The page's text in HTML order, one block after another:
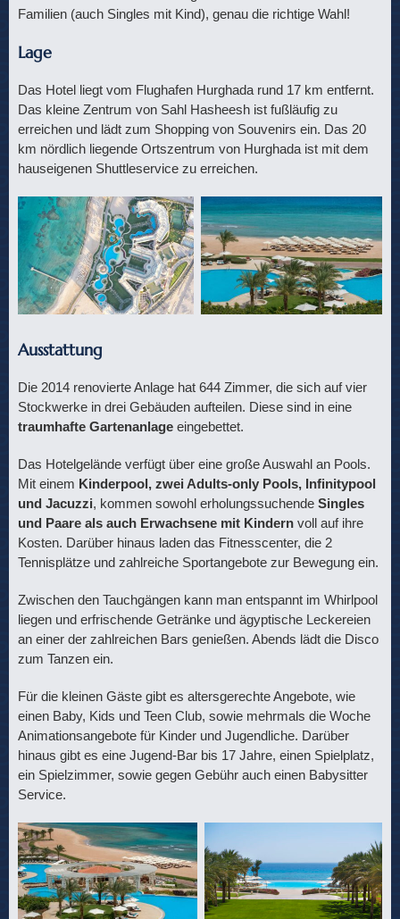
Familien (auch Singles mit Kind), genau die richtige Wahl!
Lage
Das Hotel liegt vom Flughafen Hurghada rund 17 km entfernt.
Das kleine Zentrum von Sahl Hasheesh ist fußläufig zu
erreichen und lädt zum Shopping von Souvenirs ein. Das 20
km nördlich liegende Ortszentrum von Hurghada ist mit dem
hauseigenen Shuttleservice zu erreichen.
Ausstattung
Die 2014 renovierte Anlage hat 644 Zimmer, die sich auf vier
Stockwerke in drei Gebäuden aufteilen. Diese sind in eine
traumhafte Gartenanlage eingebettet.
Das Hotelgelände verfügt über eine große Auswahl an Pools.
Mit einem Kinderpool, zwei Adults-only Pools, Infinitypool
und Jacuzzi, kommen sowohl erholungssuchende Singles
und Paare als auch Erwachsene mit Kindern voll auf ihre
Kosten. Darüber hinaus laden das Fitnesscenter, die 2
Tennisplätze und zahlreiche Sportangebote zur Bewegung ein.
Zwischen den Tauchgängen kann man entspannt im Whirlpool
liegen und erfrischende Getränke und ägyptische Leckereien
an einer der zahlreichen Bars genießen. Abends lädt die Disco
zum Tanzen ein.
Für die kleinen Gäste gibt es altersgerechte Angebote, wie
einen Baby, Kids und Teen Club, sowie mehrmals die Woche
Animationsangebote für Kinder und Jugendliche. Darüber
hinaus gibt es eine Jugend-Bar bis 17 Jahre, einen Spielplatz,
ein Spielzimmer, sowie gegen Gebühr auch einen Babysitter
Service.